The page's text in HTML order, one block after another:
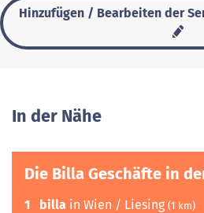
Hinzufügen / Bearbeiten der
In der Nähe
Die Billa Geschäfte in
1 billa in Wien / Liesing (1 km)